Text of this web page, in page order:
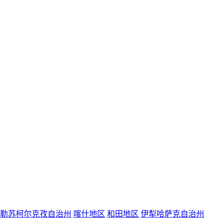
苏柯尔克孜自治州 喀什地区 和田地区 伊犁哈萨克自治州